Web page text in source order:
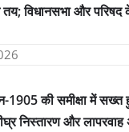
विधानसभा और परिषद
1905 की समीक्षा में सख्त
निस्तारण और लापरवाह